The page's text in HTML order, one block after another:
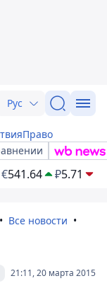
Рус
Право
€541.64 ₽5.71
Все новости
21:11, 20 марта 2015